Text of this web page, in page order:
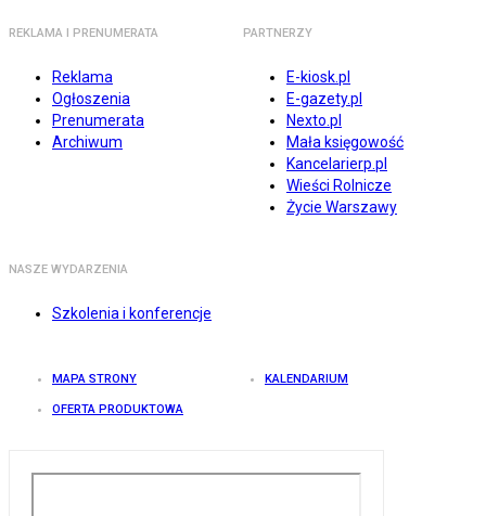
REKLAMA I PRENUMERATA
Reklama
Ogłoszenia
Prenumerata
Archiwum
PARTNERZY
E-kiosk.pl
E-gazety.pl
Nexto.pl
Mała księgowość
Kancelarierp.pl
Wieści Rolnicze
Życie Warszawy
NASZE WYDARZENIA
Szkolenia i konferencje
MAPA STRONY KALENDARIUM
OFERTA PRODUKTOWA